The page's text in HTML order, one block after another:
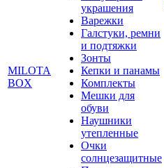
MILOTA
BOX
украшения
Варежки
Галстуки, ремни
и подтяжки
Зонты
Кепки и панамы
Комплекты
Мешки для
обуви
Наушники
утепленные
Очки
солнцезащитные